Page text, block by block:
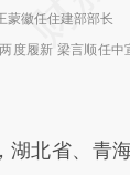
蒙徽任住建部部长
度履新 梁言顺任中
省、青海